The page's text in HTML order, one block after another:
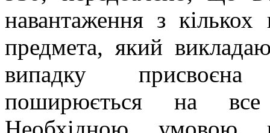
навантаження з кількох
предмета, який
випадку присвоєна
поширюється на все